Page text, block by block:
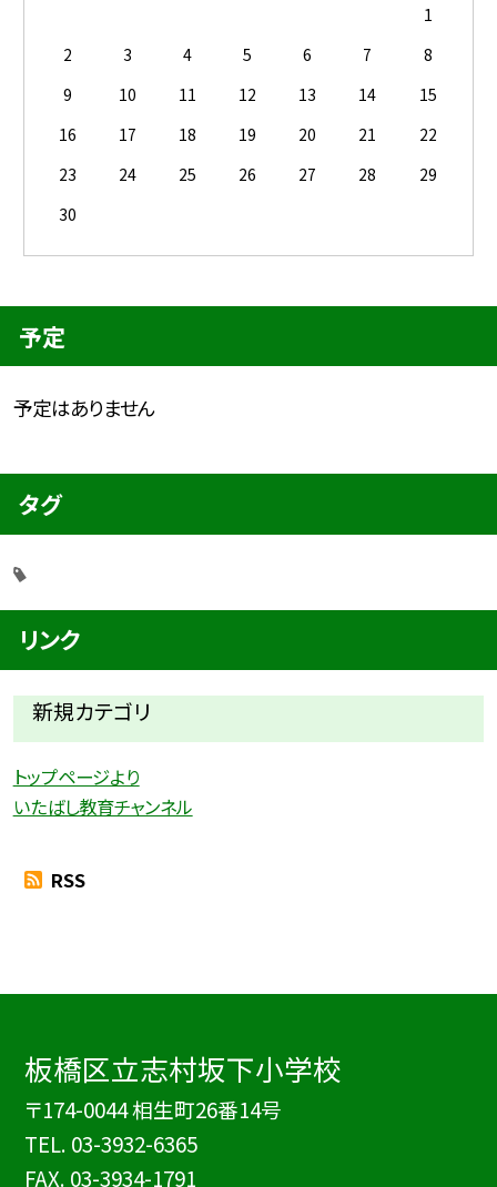
1
2
3 4 5 6 7
8
9
10 11 12 13 14
15
16
17 18 19 20 21
22
23
24 25 26 27 28
29
30
予定
予定はありません
タグ
リンク
新規カテゴリ
トップページより
いたばし教育チャンネル
RSS
板橋区立志村坂下小学校
〒174-0044 相生町26番14号
TEL. 03-3932-6365
FAX. 03-3934-1791